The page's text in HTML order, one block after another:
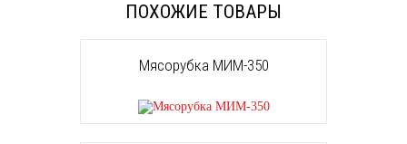
ПОХОЖИЕ ТОВАРЫ
Мясорубка МИМ-350